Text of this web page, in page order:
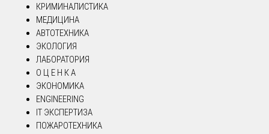
КРИМИНАЛИСТИКА
МЕДИЦИНА
АВТОТЕХНИКА
ЭКОЛОГИЯ
ЛАБОРАТОРИЯ
О Ц Е Н К А
ЭКОНОМИКА
ENGINEERING
IT ЭКСПЕРТИЗА
ПОЖАРОТЕХНИКА